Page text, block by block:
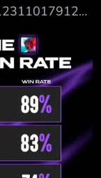
現在 打的更
是單純的 AD
實覺得非 AD
沒想到第三
的是Quid 看
那個造型持有人
--